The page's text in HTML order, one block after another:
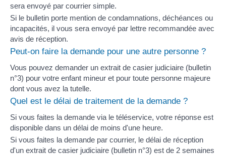
sera envoyé par courrier simple.
Si le bulletin porte mention de condamnations, déchéances ou
incapacités, il vous sera envoyé par lettre recommandée avec
avis de réception.
Peut-on faire la demande pour une autre personne ?
Vous pouvez demander un extrait de casier judiciaire (bulletin
n°3) pour votre enfant mineur et pour toute personne majeure
dont vous avez la tutelle.
Quel est le délai de traitement de la demande ?
Si vous faites la demande via le téléservice, votre réponse est
disponible dans un délai de moins d'une heure.
Si vous faites la demande par courrier, le délai de réception
d'un extrait de casier judiciaire (bulletin n°3) est de 2 semaines